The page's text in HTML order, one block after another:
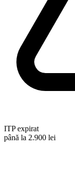
ITP expirat
până la 2.900 lei